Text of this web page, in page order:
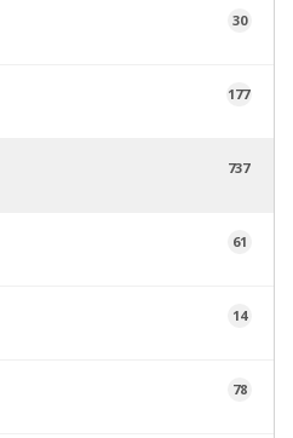
30
177
737
61
14
78